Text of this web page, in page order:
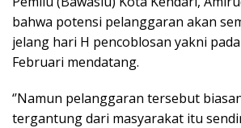
bahwa potensi pelanggaran akan
jelang hari H pencoblosan yakni
Februari mendatang.
‘’Namun pelanggaran tersebut
tergantung dari masyarakat itu